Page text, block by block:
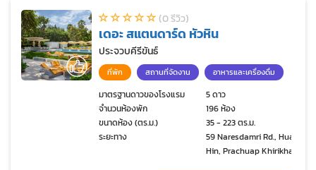
(0 รีวิว)
เดอะ สแตนดาร์ด หัวหิน
ประจวบคีรีขันธ์
ที่พัก สถานที่จัดงาน อาหารและเครื่องดื่ม
มาตรฐานดาวของโรงแรม
5 ดาว
จำนวนห้องพัก
196 ห้อง
ขนาดห้อง (ตร.ม.)
35 - 223 ตร.ม.
ระยะทาง
59 Naresdamri Rd., Hua
Hin, Prachuap Khirikhan